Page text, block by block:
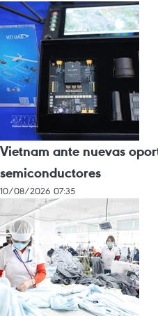
Vietnam ante nuevas
semiconductores
10/08/2026 07:35